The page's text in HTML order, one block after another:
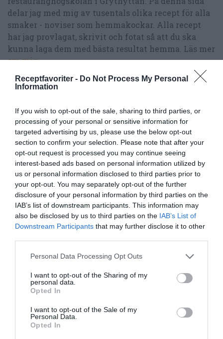
Receptfavoriter - Do Not Process My Personal
Information
If you wish to opt-out of the sale, sharing to third parties, or
processing of your personal or sensitive information for
targeted advertising by us, please use the below opt-out
section to confirm your selection. Please note that after your
opt-out request is processed you may continue seeing
interest-based ads based on personal information utilized by
us or personal information disclosed to third parties prior to
your opt-out. You may separately opt-out of the further
disclosure of your personal information by third parties on the
IAB’s list of downstream participants. This information may
also be disclosed by us to third parties on the IAB’s List of
Downstream Participants that may further disclose it to other
Personal Data Processing Opt Outs
I want to opt-out of the Sharing of my
personal data.
Opted In
I want to opt-out of the Sale of my
Personal Data.
Opted In
delar jag med mig av tusentals olika recept för alla
smaker - noviser som hemmakockar. Alla recept
har jag provlagat, skrivit och fotat så att du ska
kunna laga dem med bästa resultat hemma. Läs mer
om mig.
Tillbehör och liknande:
Grönsakstillbehör
Förslag till gott och nyttigt grönsakstillbehör som
passar till det mesta. Ibland kan det vara svårt...
RECEPT